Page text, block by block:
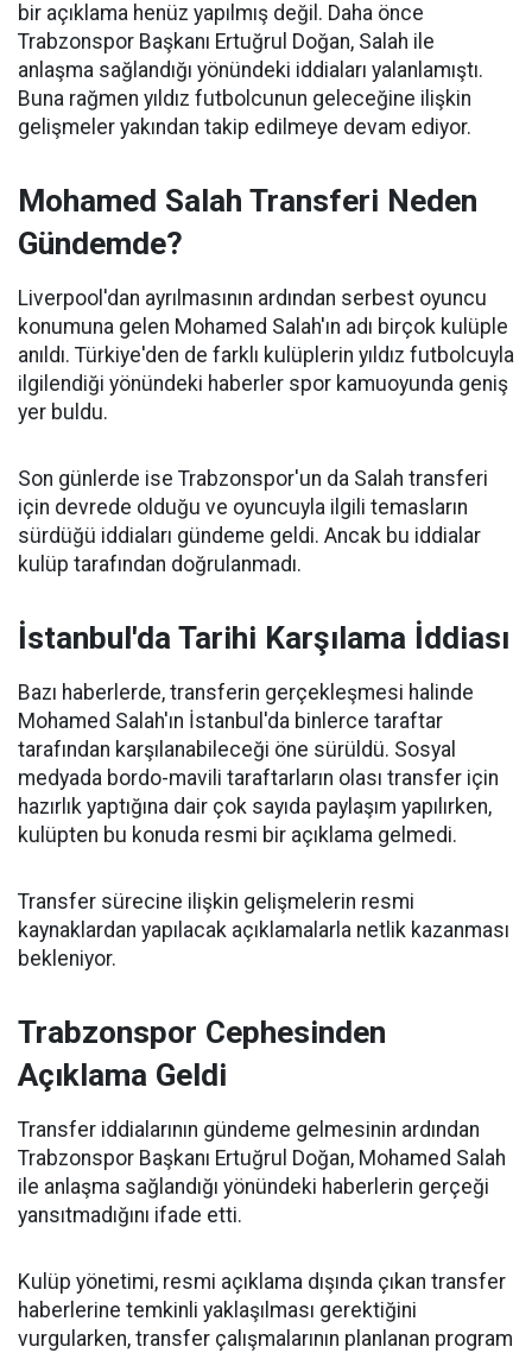
bir açıklama henüz yapılmış değil. Daha önce
Trabzonspor Başkanı Ertuğrul Doğan, Salah ile
anlaşma sağlandığı yönündeki iddiaları yalanlamıştı.
Buna rağmen yıldız futbolcunun geleceğine ilişkin
gelişmeler yakından takip edilmeye devam ediyor.
Mohamed Salah Transferi Neden
Gündemde?
Liverpool'dan ayrılmasının ardından serbest oyuncu
konumuna gelen Mohamed Salah'ın adı birçok kulüple
anıldı. Türkiye'den de farklı kulüplerin yıldız futbolcuyla
ilgilendiği yönündeki haberler spor kamuoyunda geniş
yer buldu.
Son günlerde ise Trabzonspor'un da Salah transferi
için devrede olduğu ve oyuncuyla ilgili temasların
sürdüğü iddiaları gündeme geldi. Ancak bu iddialar
kulüp tarafından doğrulanmadı.
İstanbul'da Tarihi Karşılama İddiası
Bazı haberlerde, transferin gerçekleşmesi halinde
Mohamed Salah'ın İstanbul'da binlerce taraftar
tarafından karşılanabileceği öne sürüldü. Sosyal
medyada bordo-mavili taraftarların olası transfer için
hazırlık yaptığına dair çok sayıda paylaşım yapılırken,
kulüpten bu konuda resmi bir açıklama gelmedi.
Transfer sürecine ilişkin gelişmelerin resmi
kaynaklardan yapılacak açıklamalarla netlik kazanması
bekleniyor.
Trabzonspor Cephesinden
Açıklama Geldi
Transfer iddialarının gündeme gelmesinin ardından
Trabzonspor Başkanı Ertuğrul Doğan, Mohamed Salah
ile anlaşma sağlandığı yönündeki haberlerin gerçeği
yansıtmadığını ifade etti.
Kulüp yönetimi, resmi açıklama dışında çıkan transfer
haberlerine temkinli yaklaşılması gerektiğini
vurgularken, transfer çalışmalarının planlanan program